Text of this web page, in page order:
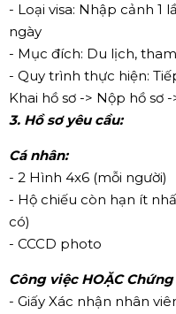
- Loại visa: Nhập cảnh 1
ngày
- Mục đích: Du lịch,
- Quy trình thực hiện:
Khai hồ sơ -> Nộp hồ sơ
3. Hồ sơ yêu cầu:
Cá nhân:
- 2 Hình 4x6 (mỗi người)
- Hộ chiếu còn hạn ít
có)
- CCCD photo
Công việc HOẶC
- Giấy Xác nhận nhân